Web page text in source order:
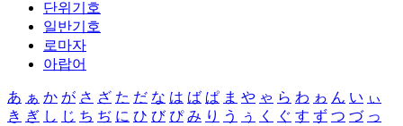
단위기호
일반기호
로마자
아랍어
あ ぁ か が さ ざ た だ な は ば ぱ ま や ゃ ら わ ゎ ん い ぃ
き ぎ し じ ち ぢ に ひ び ぴ み り う ぅ く ぐ す ず つ づ っ